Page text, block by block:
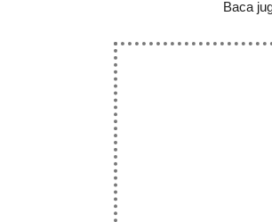
Baca